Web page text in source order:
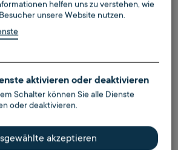
ohne Risiko oder
erfahren
helfen uns zu verstehen, wie
unsere Website nutzen.
aktivieren oder deaktivieren
Schalter können Sie alle Dienste
oder deaktivieren.
akzeptieren